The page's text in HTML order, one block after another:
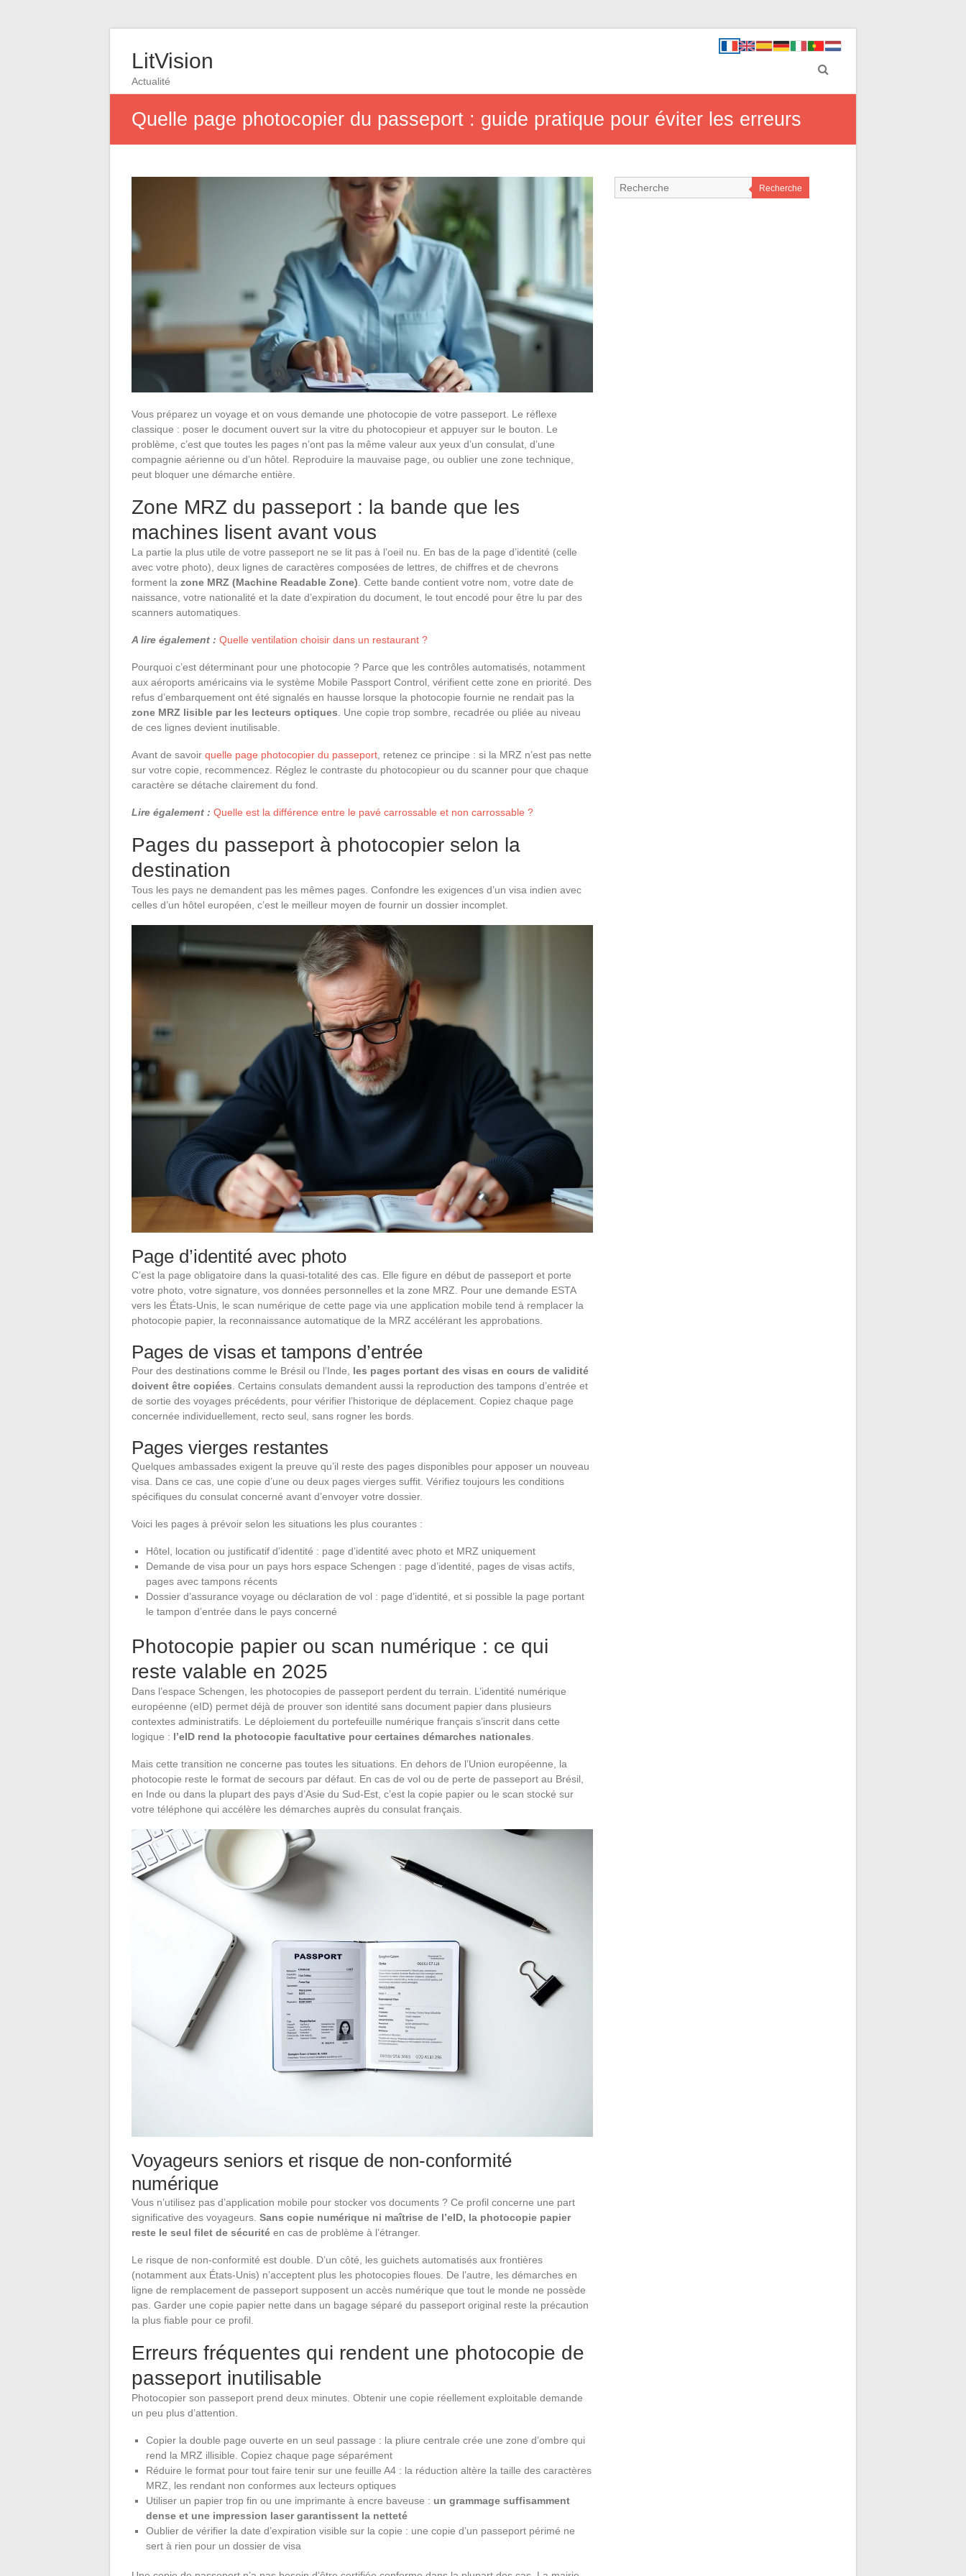
LitVision
Actualité
Quelle page photocopier du passeport : guide pratique pour éviter les erreurs
Vous préparez un voyage et on vous demande une photocopie de votre passeport. Le réflexe
classique : poser le document ouvert sur la vitre du photocopieur et appuyer sur le bouton. Le
problème, c’est que toutes les pages n’ont pas la même valeur aux yeux d’un consulat, d’une
compagnie aérienne ou d’un hôtel. Reproduire la mauvaise page, ou oublier une zone technique,
peut bloquer une démarche entière.
Zone MRZ du passeport : la bande que les
machines lisent avant vous
La partie la plus utile de votre passeport ne se lit pas à l’oeil nu. En bas de la page d’identité (celle
avec votre photo), deux lignes de caractères composées de lettres, de chiffres et de chevrons
forment la zone MRZ (Machine Readable Zone) . Cette bande contient votre nom, votre date de
naissance, votre nationalité et la date d’expiration du document, le tout encodé pour être lu par des
scanners automatiques.
A lire également : Quelle ventilation choisir dans un restaurant ?
Pourquoi c’est déterminant pour une photocopie ? Parce que les contrôles automatisés, notamment
aux aéroports américains via le système Mobile Passport Control, vérifient cette zone en priorité. Des
refus d’embarquement ont été signalés en hausse lorsque la photocopie fournie ne rendait pas la
zone MRZ lisible par les lecteurs optiques . Une copie trop sombre, recadrée ou pliée au niveau
de ces lignes devient inutilisable.
Avant de savoir quelle page photocopier du passeport , retenez ce principe : si la MRZ n’est pas nette
sur votre copie, recommencez. Réglez le contraste du photocopieur ou du scanner pour que chaque
caractère se détache clairement du fond.
Lire également : Quelle est la différence entre le pavé carrossable et non carrossable ?
Pages du passeport à photocopier selon la
destination
Tous les pays ne demandent pas les mêmes pages. Confondre les exigences d’un visa indien avec
celles d’un hôtel européen, c’est le meilleur moyen de fournir un dossier incomplet.
Page d’identité avec photo
C’est la page obligatoire dans la quasi-totalité des cas. Elle figure en début de passeport et porte
votre photo, votre signature, vos données personnelles et la zone MRZ. Pour une demande ESTA
vers les États-Unis, le scan numérique de cette page via une application mobile tend à remplacer la
photocopie papier, la reconnaissance automatique de la MRZ accélérant les approbations.
Pages de visas et tampons d’entrée
Pour des destinations comme le Brésil ou l’Inde, les pages portant des visas en cours de validité
doivent être copiées . Certains consulats demandent aussi la reproduction des tampons d’entrée et
de sortie des voyages précédents, pour vérifier l’historique de déplacement. Copiez chaque page
concernée individuellement, recto seul, sans rogner les bords.
Pages vierges restantes
Quelques ambassades exigent la preuve qu’il reste des pages disponibles pour apposer un nouveau
visa. Dans ce cas, une copie d’une ou deux pages vierges suffit. Vérifiez toujours les conditions
spécifiques du consulat concerné avant d’envoyer votre dossier.
Voici les pages à prévoir selon les situations les plus courantes :
Hôtel, location ou justificatif d’identité : page d’identité avec photo et MRZ uniquement
Demande de visa pour un pays hors espace Schengen : page d’identité, pages de visas actifs,
pages avec tampons récents
Dossier d’assurance voyage ou déclaration de vol : page d’identité, et si possible la page portant
le tampon d’entrée dans le pays concerné
Photocopie papier ou scan numérique : ce qui
reste valable en 2025
Dans l’espace Schengen, les photocopies de passeport perdent du terrain. L’identité numérique
européenne (eID) permet déjà de prouver son identité sans document papier dans plusieurs
contextes administratifs. Le déploiement du portefeuille numérique français s’inscrit dans cette
logique : l’eID rend la photocopie facultative pour certaines démarches nationales
Mais cette transition ne concerne pas toutes les situations. En dehors de l’Union européenne, la
photocopie reste le format de secours par défaut. En cas de vol ou de perte de passeport au Brésil,
en Inde ou dans la plupart des pays d’Asie du Sud-Est, c’est la copie papier ou le scan stocké sur
votre téléphone qui accélère les démarches auprès du consulat français.
Voyageurs seniors et risque de non-conformité
numérique
Vous n’utilisez pas d’application mobile pour stocker vos documents ? Ce profil concerne une part
significative des voyageurs. Sans copie numérique ni maîtrise de l’eID, la photocopie papier
reste le seul filet de sécurité en cas de problème à l’étranger.
Le risque de non-conformité est double. D’un côté, les guichets automatisés aux frontières
(notamment aux États-Unis) n’acceptent plus les photocopies floues. De l’autre, les démarches en
ligne de remplacement de passeport supposent un accès numérique que tout le monde ne possède
pas. Garder une copie papier nette dans un bagage séparé du passeport original reste la précaution
la plus fiable pour ce profil.
Erreurs fréquentes qui rendent une photocopie de
passeport inutilisable
Photocopier son passeport prend deux minutes. Obtenir une copie réellement exploitable demande
un peu plus d’attention.
Copier la double page ouverte en un seul passage : la pliure centrale crée une zone d’ombre qui
rend la MRZ illisible. Copiez chaque page séparément
Réduire le format pour tout faire tenir sur une feuille A4 : la réduction altère la taille des caractères
MRZ, les rendant non conformes aux lecteurs optiques
Utiliser un papier trop fin ou une imprimante à encre baveuse : un grammage suffisamment
dense et une impression laser garantissent la netteté
Oublier de vérifier la date d’expiration visible sur la copie : une copie d’un passeport périmé ne
sert à rien pour un dossier de visa
Recherche